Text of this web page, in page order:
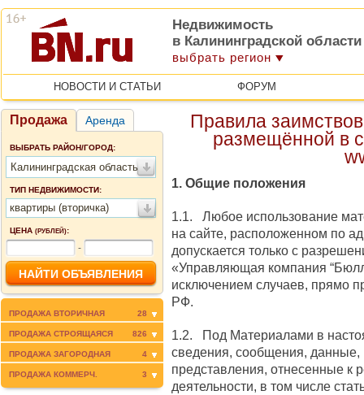
Недвижимость
в Калининградской области
выбрать регион
НОВОСТИ И СТАТЬИ ФОРУМ
Продажа Аренда
ВЫБРАТЬ РАЙОН/ГОРОД:
Калининградская область
ТИП НЕДВИЖИМОСТИ:
квартиры (вторичка)
ЦЕНА (РУБЛЕЙ):
-
ПРОДАЖА ВТОРИЧНАЯ 28
ПРОДАЖА СТРОЯЩАЯСЯ 826
ПРОДАЖА ЗАГОРОДНАЯ 4
ПРОДАЖА КОММЕРЧ. 3
Правила
размещённой в
1. Общие положения
1.1. Любое использование
на сайте, расположенном по
допускается только c
«Управляющая компания
исключением случаев, прямо
РФ.
1.2. Под Материалами в
сведения, сообщения,
представления, отнесенные к
деятельности, в том числе